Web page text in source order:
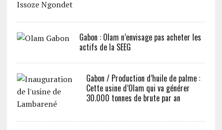
Gabon : Olam n’envisage pas acheter les
actifs de la SEEG
Gabon / Production d’huile de palme :
Cette usine d’Olam qui va générer
30.000 tonnes de brute par an